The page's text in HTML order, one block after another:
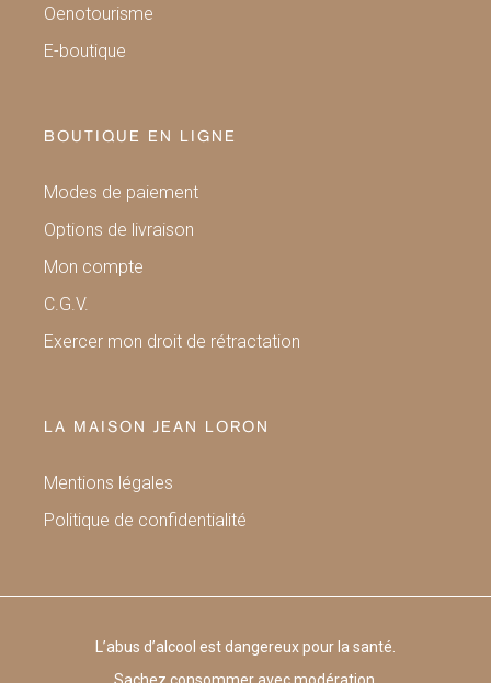
Oenotourisme
E-boutique
BOUTIQUE EN LIGNE
Modes de paiement
Options de livraison
Mon compte
C.G.V.
Exercer mon droit de rétractation
LA MAISON JEAN LORON
Mentions légales
Politique de confidentialité
L’abus d’alcool est dangereux pour la santé.
Sachez consommer avec modération.